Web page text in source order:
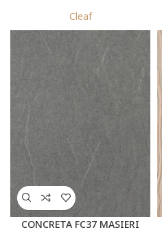
Cleaf
CONCRETA FC37 MASIERI